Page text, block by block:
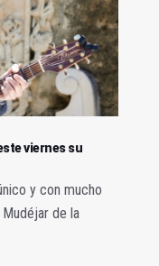
viernes su
y con mucho
de la